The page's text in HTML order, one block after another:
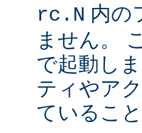
rc.N 内の
ません。
で起動し
ティやア
ているこ